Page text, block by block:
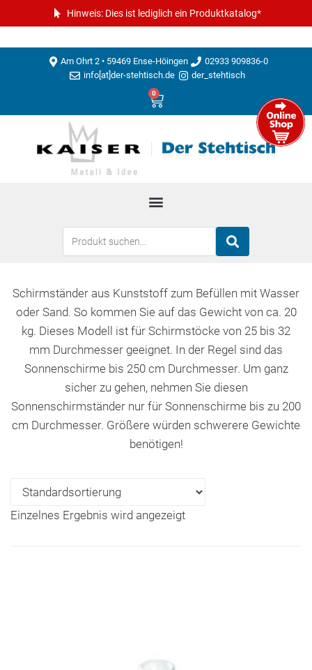
Hinweis: Dies ist lediglich ein Produktkatalog*
Am Ohrt 2 • 59469 Ense-Höingen
02933 909836-0
info[at]der-stehtisch.de
der_stehtisch
0
Schirmständer aus Kunststoff zum Befüllen mit Wasser
oder Sand. So kommen Sie auf das Gewicht von ca. 20
kg. Dieses Modell ist für Schirmstöcke von 25 bis 32
mm Durchmesser geeignet. In der Regel sind das
Sonnenschirme bis 250 cm Durchmesser. Um ganz
sicher zu gehen, nehmen Sie diesen
Sonnenschirmständer nur für Sonnenschirme bis zu 200
cm Durchmesser. Größere würden schwerere Gewichte
benötigen!
Einzelnes Ergebnis wird angezeigt